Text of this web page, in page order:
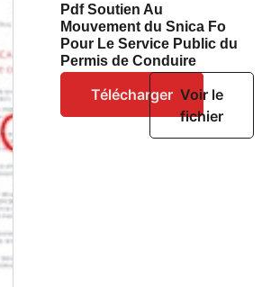
Pdf Soutien Au
Mouvement du Snica Fo
Pour Le Service Public du
Permis de Conduire
Télécharger Voir le
fichier